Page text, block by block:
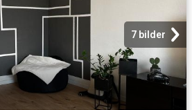
7 bilder